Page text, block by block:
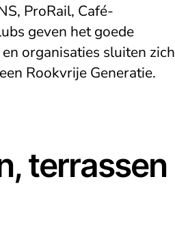
ProRail, Café-
geven het goede
organisaties sluiten zich
Rookvrije Generatie.
terrassen